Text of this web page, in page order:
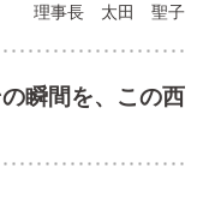
理事長 太田 聖子
瞬間を、この西